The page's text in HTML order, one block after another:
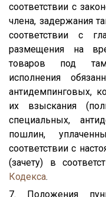
соответствии с
члена, задержания
соответствии с
размещения на
товаров под
исполнения
антидемпинговых,
их взыскания
специальных,
пошлин,
соответствии с
(зачету) в
Кодекса.
7. Положения